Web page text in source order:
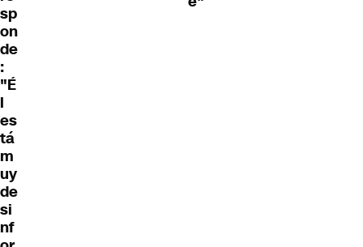
sp
on
de
:
"É
l
es
tá
m
uy
de
si
nf